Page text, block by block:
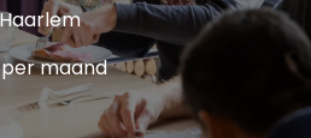
Haarlem
maand